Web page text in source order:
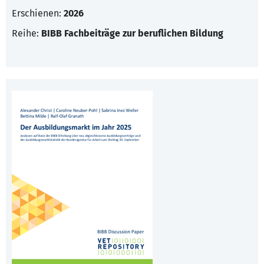
Erschienen: 2026
Reihe: BIBB Fachbeiträge zur beruflichen Bildung